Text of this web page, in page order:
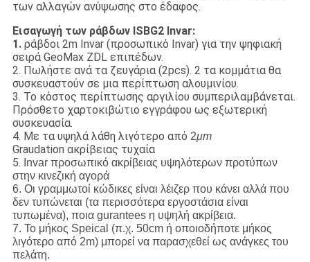
των αλλαγών ανύψωσης στο έδαφος.
Εισαγωγή των ράβδων ISBG2 Invar:
1. ράβδοι 2m Invar (προσωπικό Invar) για την ψηφιακή
σειρά GeoMax ZDL επιπέδων.
2. Πωλήστε ανά τα ζευγάρια (2pcs). 2 τα κομμάτια θα
συσκευαστούν σε μια περίπτωση αλουμινίου.
3. Το κόστος περίπτωσης αργιλίου συμπεριλαμβάνεται.
Πρόσθετο χαρτοκιβώτιο εγγράφου ως εξωτερική
συσκευασία.
4. Με τα υψηλά λάθη λιγότερο από 2μm
Graudation ακρίβειας τυχαία
5. Invar προσωπικό ακρίβειας υψηλότερων προτύπων
στην κινεζική αγορά
6. Οι γραμμωτοί κώδικες είναι λέιζερ που κάνει αλλά που
δεν τυπώνεται (τα περισσότερα εργοστάσια είναι
τυπωμένα), ποια gurantees η υψηλή ακρίβεια.
7. Το μήκος Speical (π.χ. 50cm ή οποιοδήποτε μήκος
λιγότερο από 2m) μπορεί να παρασχεθεί ως ανάγκες του
πελάτη.